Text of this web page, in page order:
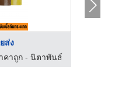
ส่ง
คาถูก - นิตาพันธ์